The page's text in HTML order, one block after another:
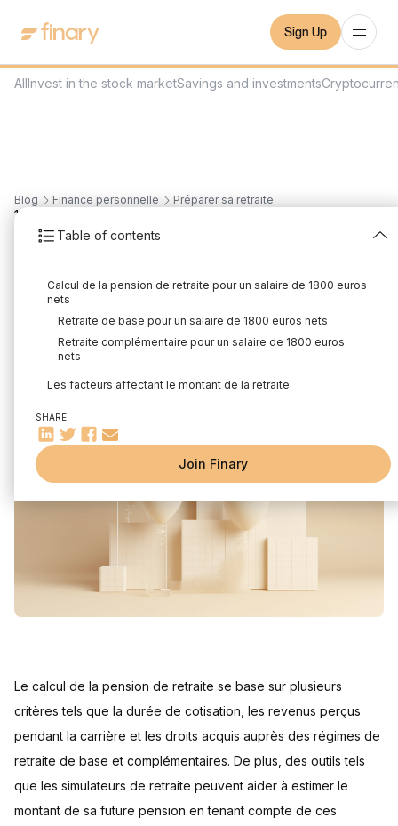
Sign Up
AllInvest in the stock marketSavings and investments
Blog Finance personnelle Préparer sa retraite
Table of contents
Calcul de la pension de retraite pour un salaire de 1800 euros
nets
Retraite de base pour un salaire de 1800 euros nets
Retraite complémentaire pour un salaire de 1800 euros
nets
Les facteurs affectant le montant de la retraite
Salaire moyen
Carrière professionnelle
Régime général
Régimes spéciaux
Épargne et autres solutions pour compléter sa retraite
SHARE
Join Finary
11
salary of 1800 euros?
Written byMounir Laggoune Edited byMounir Laggoune
Le calcul de la pension de retraite se base sur plusieurs
critères tels que la durée de cotisation, les revenus perçus
pendant la carrière et les droits acquis auprès des régimes de
retraite de base et complémentaires. De plus, des outils tels
que les simulateurs de retraite peuvent aider à estimer le
montant de sa future pension en tenant compte de ces